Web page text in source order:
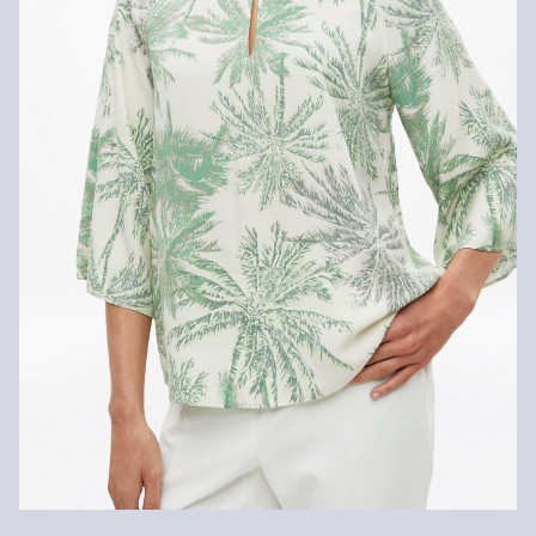
Schonwaschgang
Kunden. Für VIP Kunden entfällt die Rückgabegebühr. Die
Versandkosten für die Rücklieferung werden vom
Rückerstattungsbetrag abgezogen.
Rückgabefrist
Gastkunden können ihre Artikel innerhalb von 14 Tagen nach
Erhalt der Ware an uns zurückschicken. Fashion Card und VIP
Kunden haben nach Erhalt der Ware 30 Tage Zeit, um ihre Artikel
an uns zurückzusenden.
Weitere Informationen sind unserer „Hilfe & FAQ“ Seite zu
entnehmen.
Deine Retoure kannst duHIERonline anmelden.